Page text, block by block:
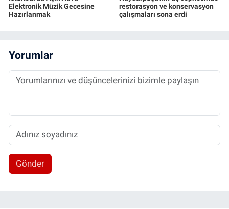
Elektronik Müzik Gecesine
Hazırlanmak
restorasyon ve konservasyon
çalışmaları sona erdi
Yorumlar
Gönder